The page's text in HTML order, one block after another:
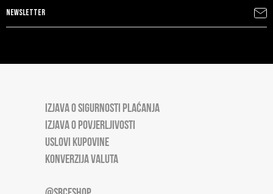
IZJAVA O SIGURNOSTI PLAĆANJA
IZJAVA O POVJERLJIVOSTI
USLOVI KUPOVINE
KONVERZIJA VALUTA